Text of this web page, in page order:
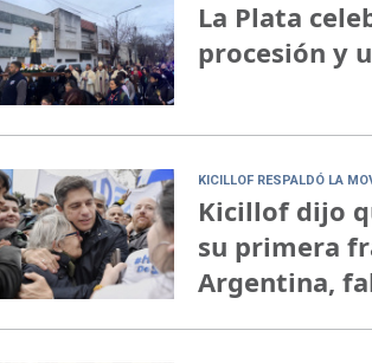
La Plata
procesión y
KICILLOF RESPALDÓ LA
Kicillof dijo
su primera
Argentina,